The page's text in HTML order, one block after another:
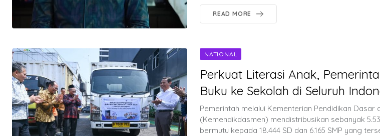
READ MORE
NATIONAL
Perkuat Literasi Anak,
Buku ke Sekolah di Seluruh
Pemerintah melalui Kementerian Pendidikan Dasar
(Kemendikdasmen) mendistribusikan sebanyak
bermutu kepada 18.444 SD dan 6.165 SMP yang